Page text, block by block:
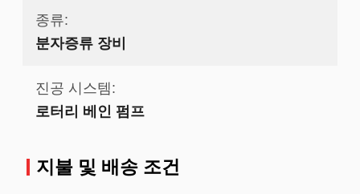
종류:
분자증류 장비
진공 시스템:
로터리 베인 펌프
지불 및 배송 조건